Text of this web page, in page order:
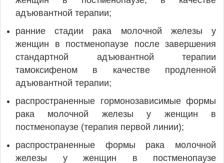
адъювантной терапии;
ранние стадии рака молочной железы у
женщин в постменопаузе после завершения
стандартной адъювантной терапии
тамоксифеном в качестве продленной
адъювантной терапии;
распространенные гормонозависимые формы
рака молочной железы у женщин в
постменопаузе (терапия первой линии);
распространенные формы рака молочной
железы у женщин в постменопаузе